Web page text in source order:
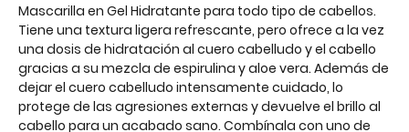
Mascarilla en Gel Hidratante para todo tipo de cabellos.
Tiene una textura ligera refrescante, pero ofrece a la vez
una dosis de hidratación al cuero cabelludo y el cabello
gracias a su mezcla de espirulina y aloe vera. Además de
dejar el cuero cabelludo intensamente cuidado, lo
protege de las agresiones externas y devuelve el brillo al
cabello para un acabado sano. Combínala con uno de